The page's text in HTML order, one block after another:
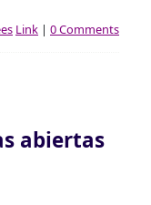
Link | 0 Comments
abiertas